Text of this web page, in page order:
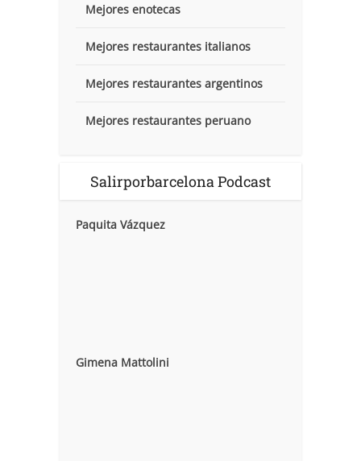
Mejores enotecas
Mejores restaurantes italianos
Mejores restaurantes argentinos
Mejores restaurantes peruano
Salirporbarcelona Podcast
Paquita Vázquez
Gimena Mattolini